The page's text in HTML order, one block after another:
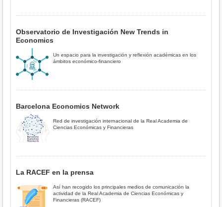
Observatorio de Investigación New Trends in
Economics
Un espacio para la investigación y reflexión académicas en los
ámbitos económico-financiero
Barcelona Economics Network
Red de investigación internacional de la Real Academia de
Ciencias Económicas y Financieras
La RACEF en la prensa
Así han recogido los principales medios de comunicación la
actividad de la Real Academia de Ciencias Económicas y
Financieras (RACEF)